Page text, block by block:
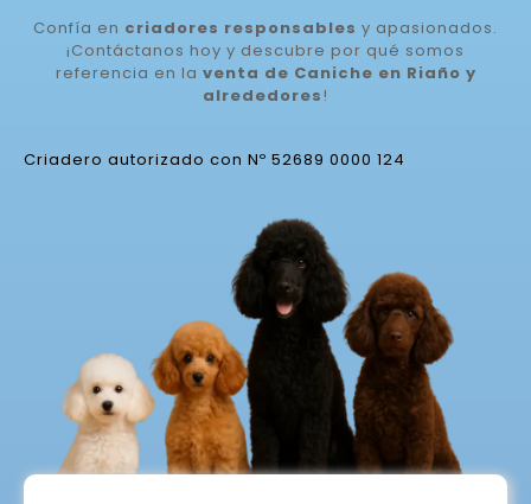
Confía en criadores responsables y apasionados.
¡Contáctanos hoy y descubre por qué somos
referencia en la venta de Caniche en Riaño y
alrededores!
Criadero autorizado con Nº 52689 0000 124